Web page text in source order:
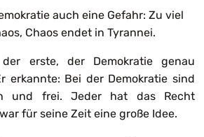
auch eine Gefahr: Zu viel
Chaos endet in Tyrannei.
erste, der Demokratie genau
erkannte: Bei der Demokratie sind
und frei. Jeder hat das Recht
für seine Zeit eine große Idee.